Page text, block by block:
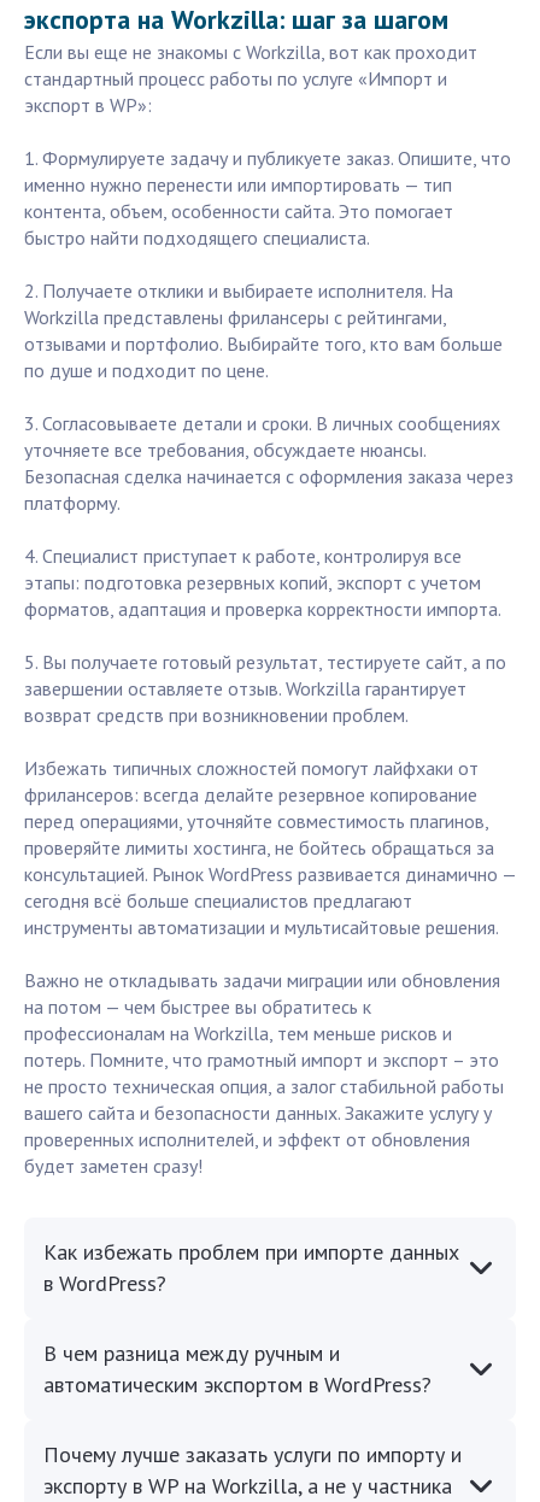
экспорта на Workzilla: шаг за шагом
Если вы еще не знакомы с Workzilla, вот как проходит
стандартный процесс работы по услуге «Импорт и
экспорт в WP»:
1. Формулируете задачу и публикуете заказ. Опишите, что
именно нужно перенести или импортировать — тип
контента, объем, особенности сайта. Это помогает
быстро найти подходящего специалиста.
2. Получаете отклики и выбираете исполнителя. На
Workzilla представлены фрилансеры с рейтингами,
отзывами и портфолио. Выбирайте того, кто вам больше
по душе и подходит по цене.
3. Согласовываете детали и сроки. В личных сообщениях
уточняете все требования, обсуждаете нюансы.
Безопасная сделка начинается с оформления заказа через
платформу.
4. Специалист приступает к работе, контролируя все
этапы: подготовка резервных копий, экспорт с учетом
форматов, адаптация и проверка корректности импорта.
5. Вы получаете готовый результат, тестируете сайт, а по
завершении оставляете отзыв. Workzilla гарантирует
возврат средств при возникновении проблем.
Избежать типичных сложностей помогут лайфхаки от
фрилансеров: всегда делайте резервное копирование
перед операциями, уточняйте совместимость плагинов,
проверяйте лимиты хостинга, не бойтесь обращаться за
консультацией. Рынок WordPress развивается динамично —
сегодня всё больше специалистов предлагают
инструменты автоматизации и мультисайтовые решения.
Важно не откладывать задачи миграции или обновления
на потом — чем быстрее вы обратитесь к
профессионалам на Workzilla, тем меньше рисков и
потерь. Помните, что грамотный импорт и экспорт – это
не просто техническая опция, а залог стабильной работы
вашего сайта и безопасности данных. Закажите услугу у
проверенных исполнителей, и эффект от обновления
будет заметен сразу!
Как избежать проблем при импорте данных
в WordPress?
В чем разница между ручным и
автоматическим экспортом в WordPress?
Почему лучше заказать услуги по импорту и
экспорту в WP на Workzilla, а не у частника